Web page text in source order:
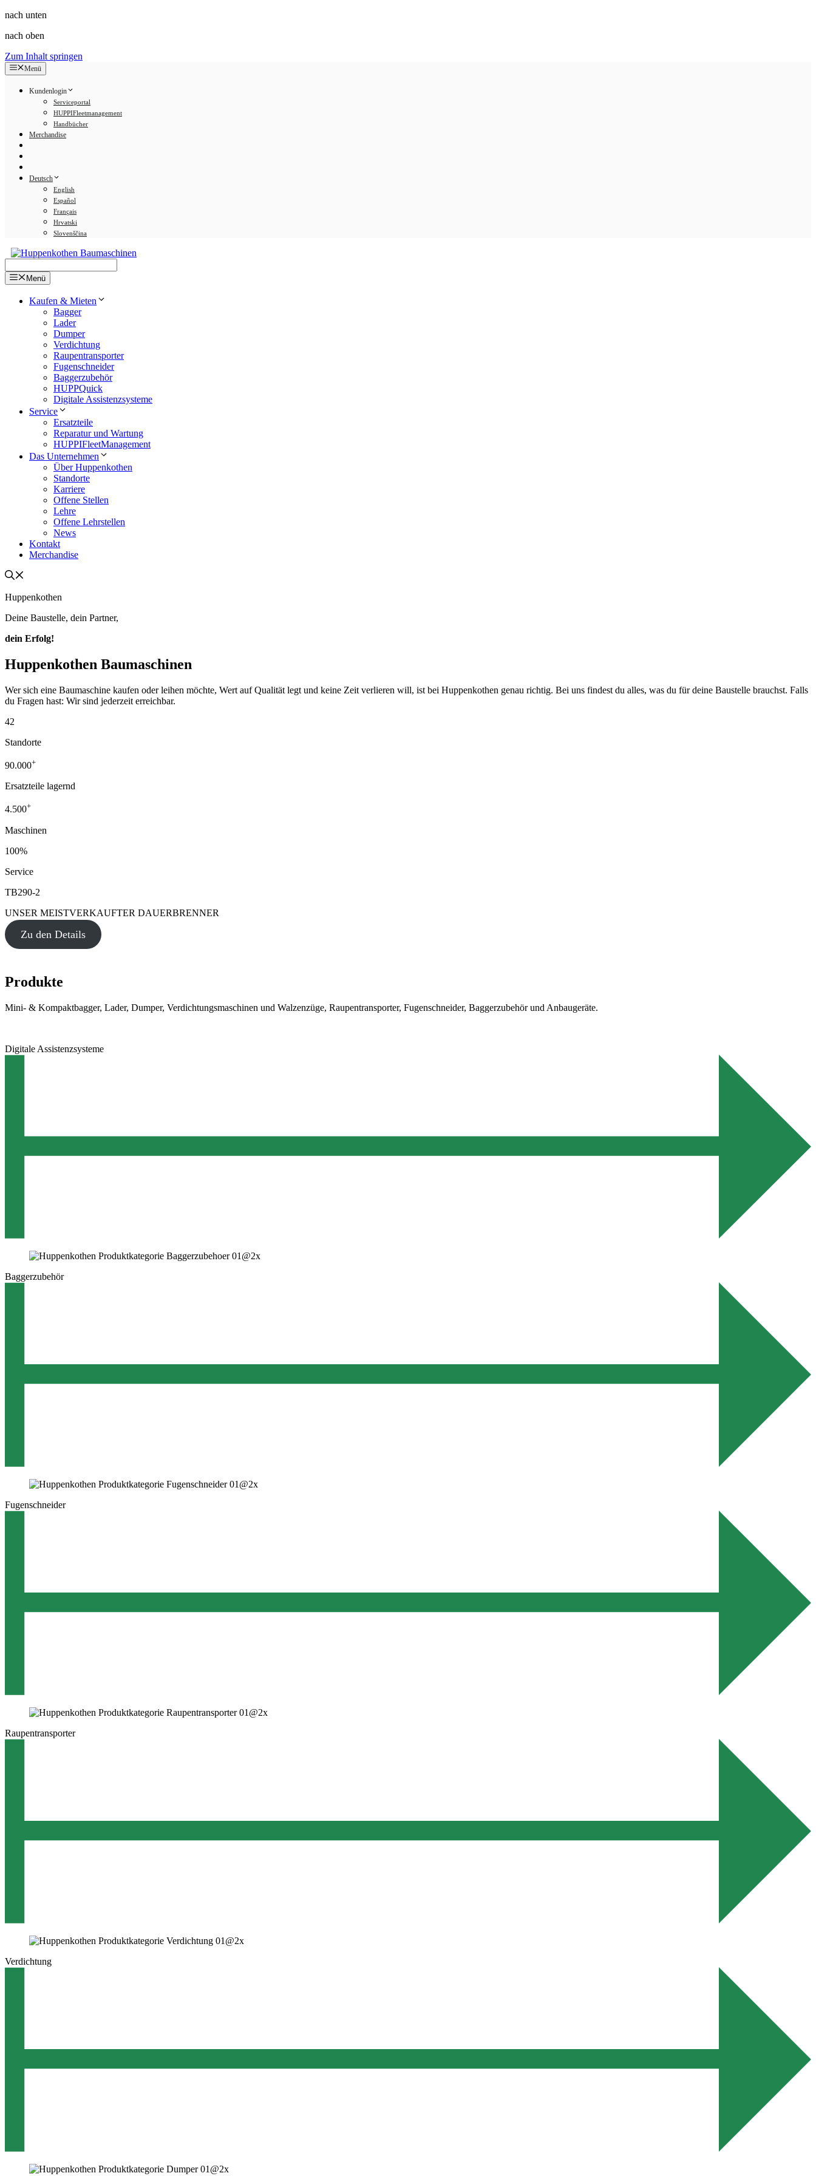
nach unten
nach oben
Zum Inhalt springen
Menü
Kundenlogin
Serviceportal
HUPPIFleetmanagement
Handbücher
Merchandise
Deutsch
English
Español
Français
Hrvatski
Slovenščina
Menü
Kaufen & Mieten
Bagger
Lader
Dumper
Verdichtung
Raupentransporter
Fugenschneider
Baggerzubehör
HUPPQuick
Digitale Assistenzsysteme
Service
Ersatzteile
Reparatur und Wartung
HUPPIFleetManagement
Das Unternehmen
Über Huppenkothen
Standorte
Karriere
Offene Stellen
Lehre
Offene Lehrstellen
News
Kontakt
Merchandise
Huppenkothen
Deine Baustelle, dein Partner,
dein Erfolg!
Huppenkothen Baumaschinen
Wer sich eine Baumaschine kaufen oder leihen möchte, Wert auf Qualität legt und keine Zeit verlieren will, ist bei Huppenkothen genau richtig. Bei uns findest du alles, was du für deine Baustelle brauchst. Falls
du Fragen hast: Wir sind jederzeit erreichbar.
42
Standorte
90.000+
Ersatzteile lagernd
4.500+
Maschinen
100%
Service
TB290-2
UNSER MEISTVERKAUFTER DAUERBRENNER
Zu den Details
Produkte
Mini- & Kompaktbagger, Lader, Dumper, Verdichtungsmaschinen und Walzenzüge, Raupentransporter, Fugenschneider, Baggerzubehör und Anbaugeräte.
Digitale Assistenzsysteme
Baggerzubehör
Fugenschneider
Raupentransporter
Verdichtung